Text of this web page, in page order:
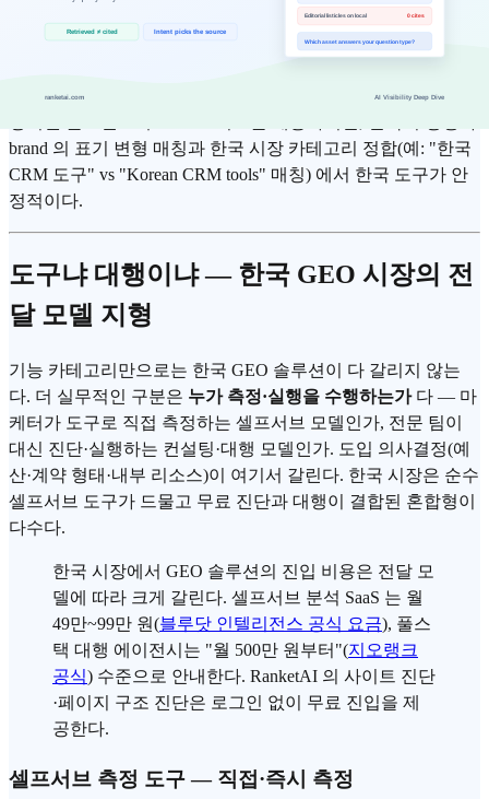
동종업계 다중 brand 비교
AI 브랜드 인덱
brand 의 표기 변형 매칭과 한국 시장 카테고리 정합(예: "한국
CRM 도구" vs "Korean CRM tools" 매칭) 에서 한국 도구가 안
정적이다.
도구냐 대행이냐 — 한국 GEO 시장의 전
달 모델 지형
기능 카테고리만으로는 한국 GEO 솔루션이 다 갈리지 않는
다. 더 실무적인 구분은 누가 측정·실행을 수행하는가다 — 마
케터가 도구로 직접 측정하는 셀프서브 모델인가, 전문 팀이
대신 진단·실행하는 컨설팅·대행 모델인가. 도입 의사결정(예
산·계약 형태·내부 리소스)이 여기서 갈린다. 한국 시장은 순수
셀프서브 도구가 드물고 무료 진단과 대행이 결합된 혼합형이
다수다.
한국 시장에서 GEO 솔루션의 진입 비용은 전달 모
델에 따라 크게 갈린다. 셀프서브 분석 SaaS 는 월
49만~99만 원(블루닷 인텔리전스 공식 요금), 풀스
택 대행 에이전시는 "월 500만 원부터"(지오랭크
공식) 수준으로 안내한다. RanketAI 의 사이트 진단
·페이지 구조 진단은 로그인 없이 무료 진입을 제
공한다.
셀프서브 측정 도구 — 직접·즉시 측정